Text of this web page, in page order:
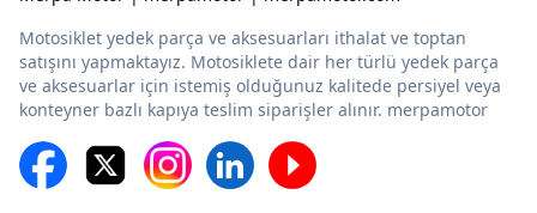
Motosiklet yedek parça ve aksesuarları ithalat ve toptan
satışını yapmaktayız. Motosiklete dair her türlü yedek parça
ve aksesuarlar için istemiş olduğunuz kalitede persiyel veya
konteyner bazlı kapıya teslim siparişler alınır. merpamotor